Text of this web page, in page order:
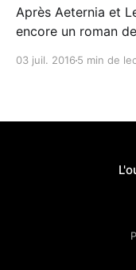
Après Aeternia et
encore un roman
autre histoire). La
03 juil. 2016 5 min de